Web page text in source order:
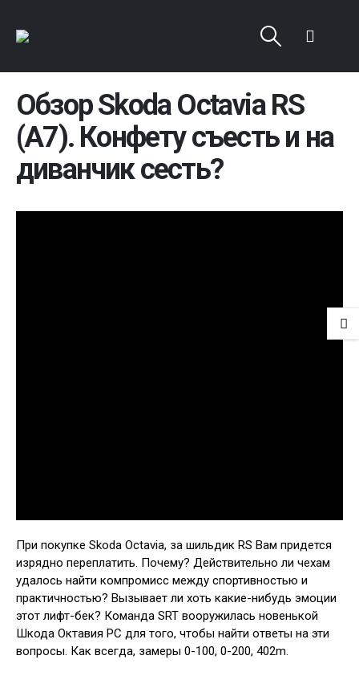
Обзор Skoda Octavia RS
(A7). Конфету съесть и на
диванчик сесть?
При покупке Skoda Octavia, за шильдик RS Вам придется
изрядно переплатить. Почему? Действительно ли чехам
удалось найти компромисс между спортивностью и
практичностью? Вызывает ли хоть какие-нибудь эмоции
этот лифт-бек? Команда SRT вооружилась новенькой
Шкода Октавия РС для того, чтобы найти ответы на эти
вопросы. Как всегда, замеры 0-100, 0-200, 402m.